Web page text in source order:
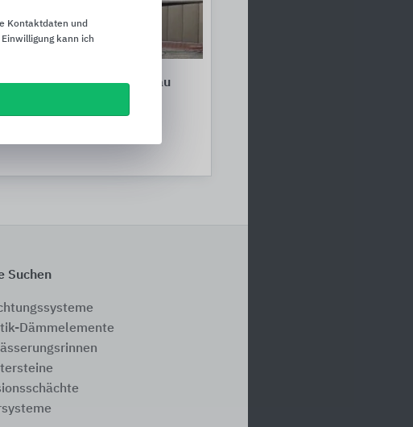
Lösungen für den Neubau
Suchen
Dämmelemente
Kontaktdaten und
kann ich